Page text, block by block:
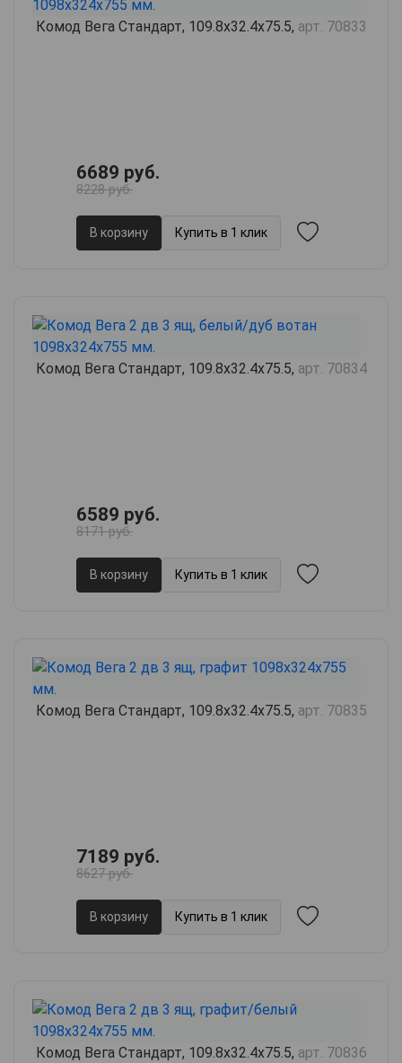
Комод Вега Стандарт, 109.8х32.4х75.5, арт. 70833
6689 руб.
8228 руб.
В корзину Купить в 1 клик
Комод Вега Стандарт, 109.8х32.4х75.5, арт. 70834
6589 руб.
8171 руб.
В корзину Купить в 1 клик
Комод Вега Стандарт, 109.8х32.4х75.5, арт. 70835
7189 руб.
8627 руб.
В корзину Купить в 1 клик
Комод Вега Стандарт, 109.8х32.4х75.5, арт. 70836